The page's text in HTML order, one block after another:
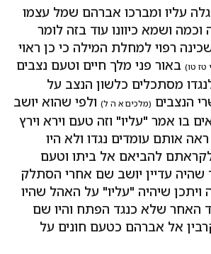
עליו ומברכו אברהם שמל עצמו
ושמא כיוונו עוד בזה לומר
רפוי למחלת המילה כי כן ראוי
טז טו) באור פני מלך חיים וטעם נצבים
מסתכלים כלשון הנצב על
הנצבים (מלכים א ה ל) ולפי שהוא יושב
בו אמר "עליו" וזה טעם וירא וירץ
אותם עומדים נגדו ולא היו
להביאם אל ביתו וטעם
עדיין יושב שם אחרי הסתלק
שיהיה "עליו" על האהל שהיו
האחר שלא כנגד הפתח והיו שם
אל אברהם כטעם חונים על